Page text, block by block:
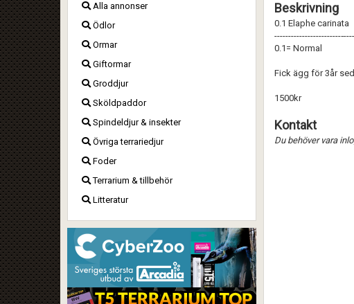
Alla annonser
Ödlor
Ormar
Giftormar
Groddjur
Sköldpaddor
Spindeldjur & insekter
Övriga terrariedjur
Foder
Terrarium & tillbehör
Litteratur
Beskrivning
0.1 Elaphe carinata
------------------------
0.1= Normal
Fick ägg för 3år
1500kr
Kontakt
Du behöver vara